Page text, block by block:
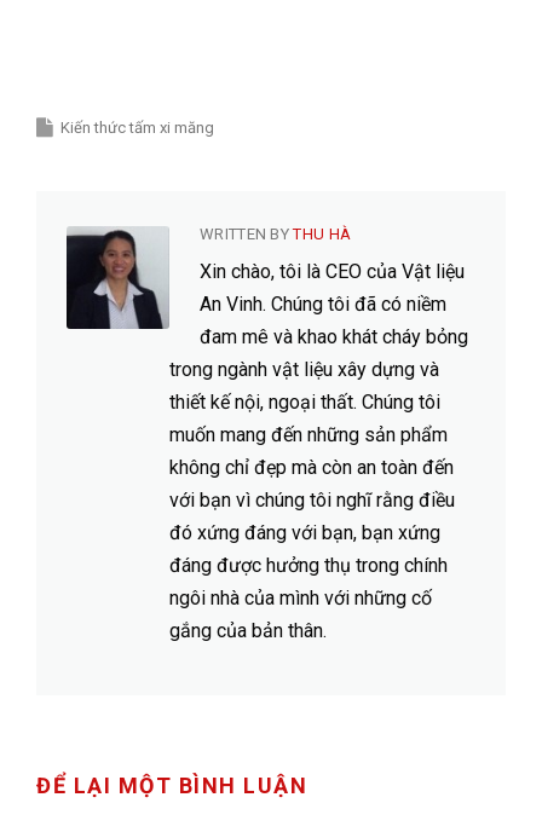
Kiến thức tấm xi măng
WRITTEN BYTHU HÀ
Xin chào, tôi là CEO của Vật liệu
An Vinh. Chúng tôi đã có niềm
đam mê và khao khát cháy bỏng
trong ngành vật liệu xây dựng và
thiết kế nội, ngoại thất. Chúng tôi
muốn mang đến những sản phẩm
không chỉ đẹp mà còn an toàn đến
với bạn vì chúng tôi nghĩ rằng điều
đó xứng đáng với bạn, bạn xứng
đáng được hưởng thụ trong chính
ngôi nhà của mình với những cố
gắng của bản thân.
ĐỂ LẠI MỘT BÌNH LUẬN